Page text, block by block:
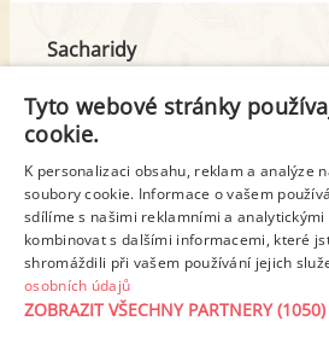
Sacharidy
z toho cukr
Tuk
z toho nas. mastné kyseliny
Detailní
Tyto webové stránky
cookie.
K personalizaci obsahu, reklam a analýze
soubory cookie. Informace o vašem
sdílíme s našimi reklamními a
kombinovat s dalšími informacemi, které
shromáždili při vašem používání jejich
osobních údajů
ZOBRAZIT VŠECHNY PARTNERY